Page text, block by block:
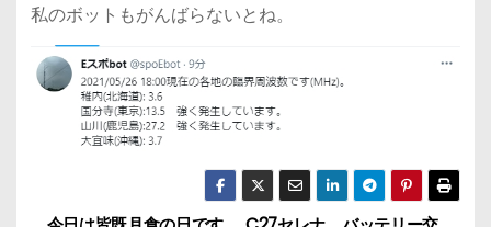
私のボットもがんばらないとね。